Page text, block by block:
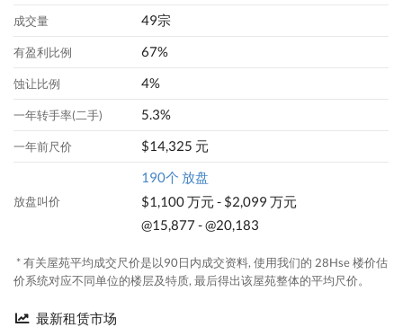
成交量 49宗
有盈利比例 67%
蚀让比例 4%
一年转手率(二手) 5.3%
一年前尺价 $14,325 元
放盘叫价
190个 放盘
$1,100 万元 - $2,099 万元
@15,877 - @20,183
* 有关屋苑平均成交尺价是以90日内成交资料, 使用我们的 28Hse 楼价估
价系统对应不同单位的楼层及特质, 最后得出该屋苑整体的平均尺价。
最新租赁市场